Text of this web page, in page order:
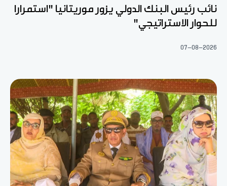
نائب رئيس البنك الدولي يزور موريتانيا "استمرارا
للحوار الاستراتيجي"
07-08-2026